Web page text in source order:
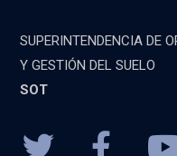
SUPERINTENDENCIA DE
Y GESTIÓN DEL SUELO
SOT